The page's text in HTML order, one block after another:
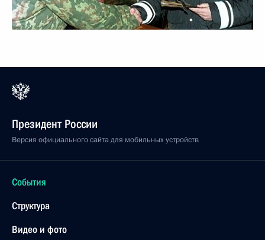
Президент России
Версия официального сайта для мобильных устройств
События
Структура
Видео и фото